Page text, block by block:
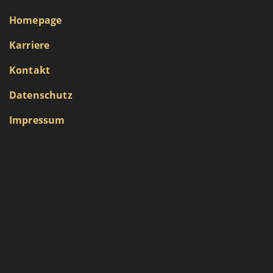
Homepage
Karriere
Kontakt
Datenschutz
Impressum